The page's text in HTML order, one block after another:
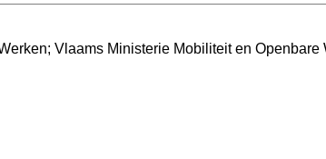
Vlaams Ministerie Mobiliteit en